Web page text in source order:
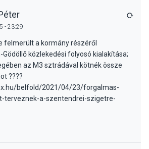
- 23:29
felmerült a kormány részéről
Gödöllő közlekedési folyosó kialakítása;
az M3 sztrádával kötnék össze
????
belfold/2021/04/23/forgalmas-
terveznek-a-szentendrei-szigetre-